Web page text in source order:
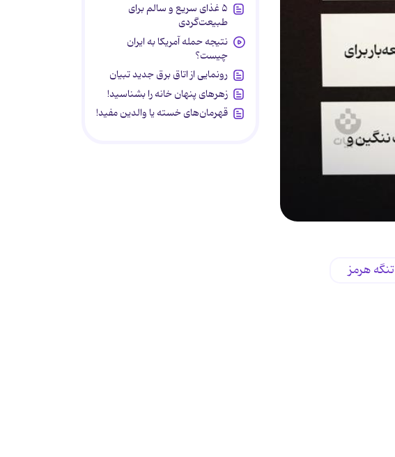
تنگه هرمز
۵ غذای سریع و سالم برای
طبیعت‌گردی
نتیجه حمله آمریکا به ایران
چیست؟
رونمایی از اتاق برق جدید تبیان
زهرهای پنهان خانه را بشناسید!
قهرمان‌های خسته یا والدین مفید!